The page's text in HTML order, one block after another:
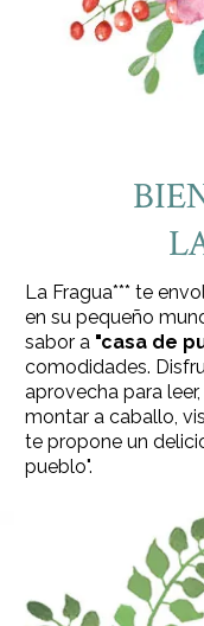
La Fragua*** te
en su pequeño
sabor a "casa de
comodidades.
aprovecha para
montar a caballo,
te propone un
pueblo".